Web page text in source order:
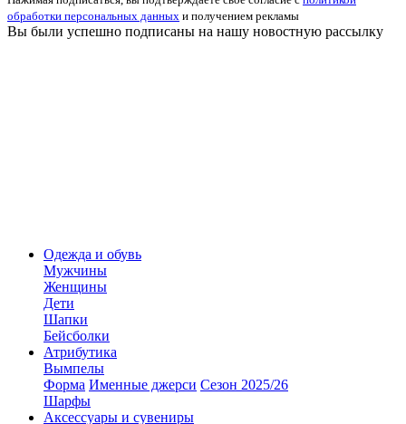
обработки персональных данных и получением рекламы
Вы были успешно подписаны на нашу новостную рассылку
Одежда и обувь
Мужчины
Женщины
Дети
Шапки
Бейсболки
Атрибутика
Вымпелы
Форма Именные джерси Сезон 2025/26
Шарфы
Аксессуары и сувениры